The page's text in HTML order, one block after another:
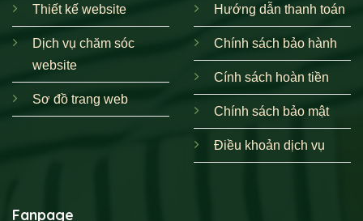
Thiết kế website
Dịch vụ chăm sóc
website
Sơ đồ trang web
Hướng dẫn thanh toán
Chính sách bảo hành
Cính sách hoàn tiền
Chính sách bảo mật
Điều khoản dịch vụ
Fanpage